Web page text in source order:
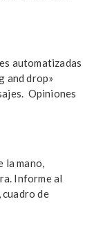
automatizadas
and drop»
Opiniones
mano,
Informe al
de